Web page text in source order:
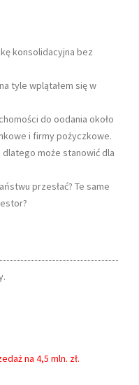
konsolidacyjna bez
tyle wplątałem się w
do oodania około
i firmy pożyczkowe.
może stanowić dla
przesłać? Te same
na 4,5 mln. zł.